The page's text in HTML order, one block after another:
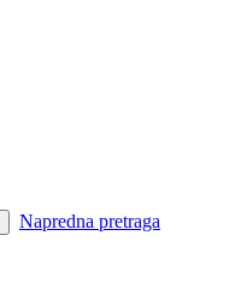
Napredna pretraga